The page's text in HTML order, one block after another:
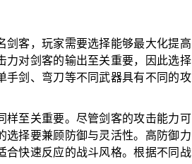
客，玩家需要选择能够最大化提高
对剑客的输出至关重要，因此选择
剑、弯刀等不同武器具有不同的攻
至关重要。尽管剑客的攻击能力可
择要兼顾防御与灵活性。高防御力
快速反应的战斗风格。根据不同战